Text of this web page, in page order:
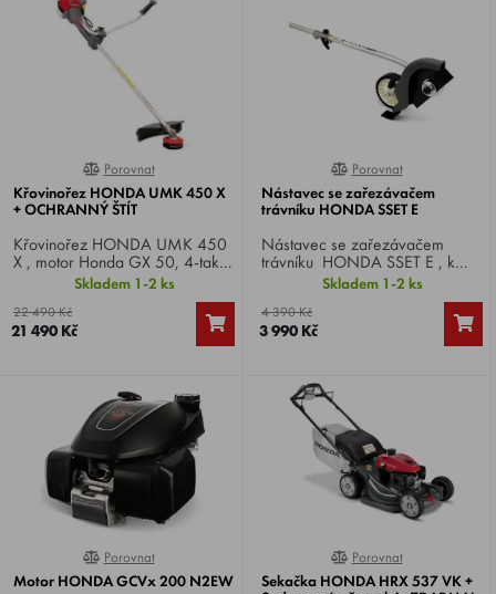
0%
Porovnat
Křovinořez HONDA UMK 450 X
+ OCHRANNÝ ŠTÍT
Křovinořez HONDA UMK 450
X , motor Honda GX 50, 4-takt,
výkon 2,0 HP, obsah motoru
47,9 cm3, váha 9 Kg.
Skladem 1-2 ks
22 490 Kč
21 490 Kč
0%
Porovnat
Nástavec se zařezávačem
trávníku HONDA SSET E
Nástavec se zařezávačem
trávníku HONDA SSET E , k
pohonné jednotce HONDA
UMC 425 a UMC 435
Versatool.
Skladem 1-2 ks
4 390 Kč
3 990 Kč
100%
Porovnat
Motor HONDA GCVx 200 N2EW
0%
Porovnat
Sekačka HONDA HRX 537 VK +